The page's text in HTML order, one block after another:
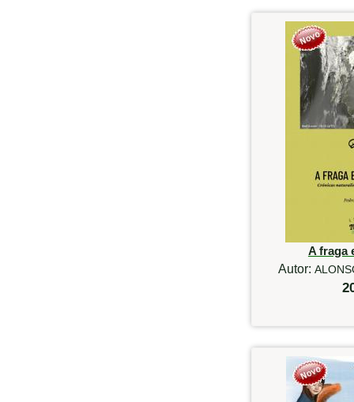
A fraga
Autor: